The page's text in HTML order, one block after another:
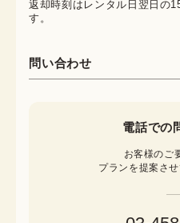
返却時刻はレンタル日翌日の
す。
問い合わせ
電話での
お客様のご
プランを提案さ